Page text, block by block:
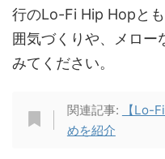
行のLo-Fi Hip Hopと
囲気づくりや、メロー
みてください。
関連記事:
【Lo-
めを紹介